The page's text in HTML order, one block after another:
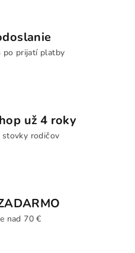
po prijatí platby
už 4 roky
stovky rodičov
nad 70 €